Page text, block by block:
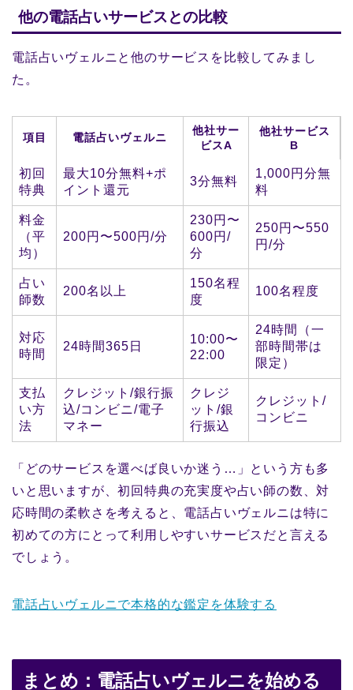
他の電話占いサービスとの比較
電話占いヴェルニと他のサービスを比較してみまし
た。
項目 電話占いヴェルニ
他社サー
ビスA
他社サービス
B
初回
特典
最大10分無料+ポ
イント還元
3分無料
1,000円分無
料
料金
（平
均）
200円〜500円/分
230円〜
600円/
分
250円〜550
円/分
占い
師数
200名以上
150名程
度
100名程度
対応
時間
24時間365日
10:00〜
22:00
24時間（一
部時間帯は
限定）
支払
い方
法
クレジット/銀行振
込/コンビニ/電子
マネー
クレジ
ット/銀
行振込
クレジット/
コンビニ
「どのサービスを選べば良いか迷う…」という方も多
いと思いますが、初回特典の充実度や占い師の数、対
応時間の柔軟さを考えると、電話占いヴェルニは特に
初めての方にとって利用しやすいサービスだと言える
でしょう。
電話占いヴェルニで本格的な鑑定を体験する
まとめ：電話占いヴェルニを始める